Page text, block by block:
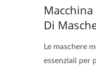
Di
Le maschere
essenziali per